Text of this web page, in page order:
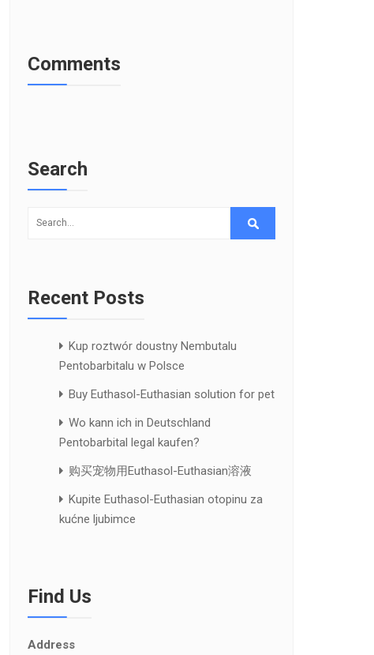
Comments
Search
Recent Posts
Kup roztwór doustny Nembutalu
Pentobarbitalu w Polsce
Buy Euthasol-Euthasian solution for pet
Wo kann ich in Deutschland
Pentobarbital legal kaufen?
购买宠物用Euthasol-Euthasian溶液
Kupite Euthasol-Euthasian otopinu za
kućne ljubimce
Find Us
Address